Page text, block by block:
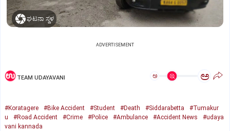
ಘಟನಾ ಸ್ಥಳ
ADVERTISEMENT
TEAM UDAYAVANI ಅ ಅ
#Koratagere #Bike Accident #Student #Death #Siddarabetta
#Tumakur
u
#Road Accident #Crime #Police #Ambulance #Accident News
#udaya
vani kannada